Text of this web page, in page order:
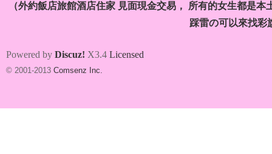
（外約飯店旅館酒店住家 見面現金交易， 所有的女生都是
踩雷の可以來找彩
Powered by Discuz! X3.4 Licensed
© 2001-2013 Comsenz Inc.